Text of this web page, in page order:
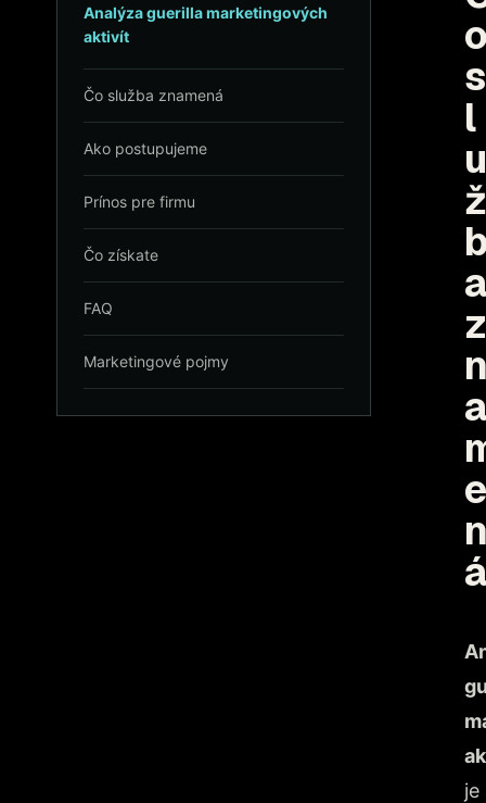
Analýza guerilla marketingových
aktivít
Čo služba znamená
Ako postupujeme
Prínos pre firmu
Čo získate
FAQ
Marketingové pojmy
o
s
l
u
ž
b
a
z
n
a
e
n
á
je